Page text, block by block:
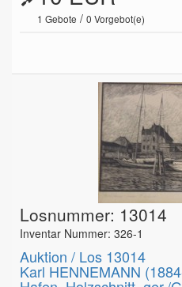
1 Gebote / 0 Vorgebot(e)
Losnummer: 13014
Inventar Nummer: 326-1
Auktion / Los 13014
Karl HENNEMANN